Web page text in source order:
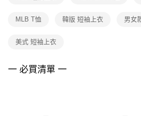
權轉讓予恩沛科技股份有限公司。
３．未成年的使用者請事先徵得法定代理人或監
４．使用「AFTEE先享後付」時，將依據個別帳
MLB T恤 韓版 短袖上衣 男女
美式 短袖上衣
一 必買清單 一